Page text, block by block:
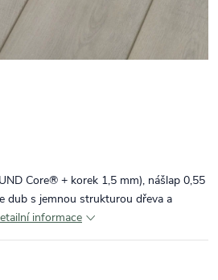
Core® + korek 1,5 mm), nášlap 0,55
dub s jemnou strukturou dřeva a
informace